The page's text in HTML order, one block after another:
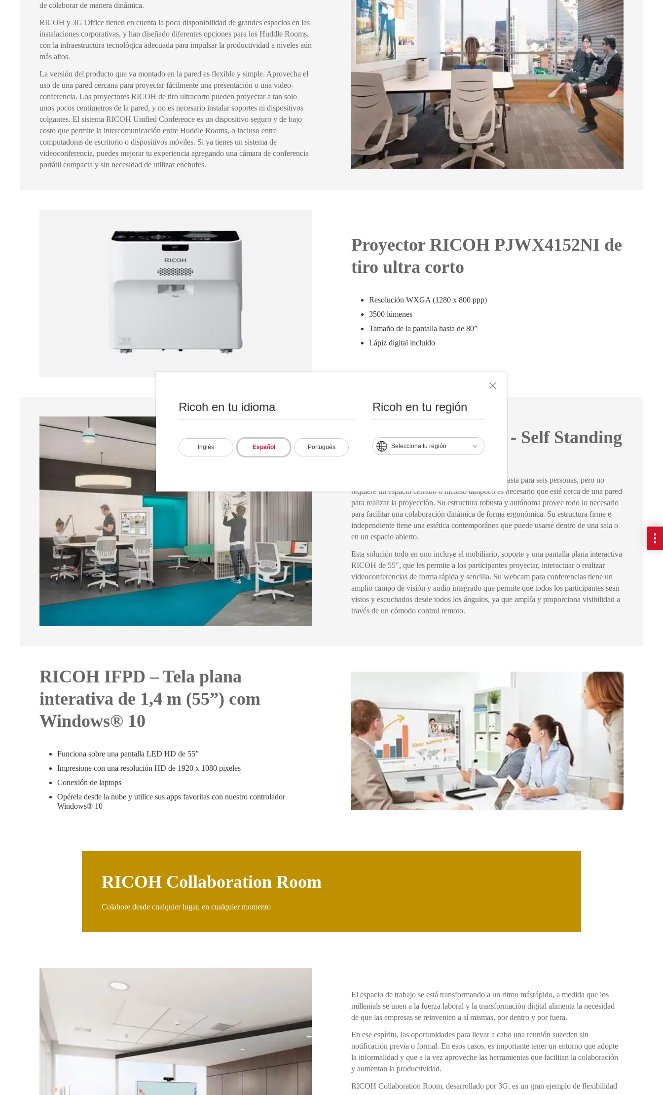
Ricoh en tu idioma
Inglés Español Portugués
Ricoh en tu región
Selecciona tu región
de colaborar de manera dinámica.
RICOH y 3G Office tienen en cuenta la poca disponibilidad de grandes espacios en las
instalaciones corporativas, y han diseñado diferentes opciones para los Huddle Rooms,
con la infraestructura tecnológica adecuada para impulsar la productividad a niveles aún
más altos.
La versión del producto que va montado en la pared es flexible y simple. Aprovecha el
uso de una pared cercana para proyectar fácilmente una presentación o una video-
conferencia. Los proyectores RICOH de tiro ultracorto pueden proyectar a tan solo
unos pocos centímetros de la pared, y no es necesario instalar soportes ni dispositivos
colgantes. El sistema RICOH Unified Conference es un dispositivo seguro y de bajo
costo que permite la intercomunicación entre Huddle Rooms, o incluso entre
computadoras de escritorio o dispositivos móviles. Si ya tienes un sistema de
videoconferencia, puedes mejorar tu experiencia agregando una cámara de conferencia
portátil compacta y sin necesidad de utilizar enchufes.
Proyector RICOH PJWX4152NI de
tiro ultra corto
Resolución WXGA (1280 x 800 ppp)
3500 lúmenes
Tamaño de la pantalla hasta de 80”
Lápiz digital incluido
Ricoh Huddle Room - Self Standing
Version
La versión Stand Alone también tiene capacidad hasta para seis personas, pero no
requiere un espacio cerrado o incluso tampoco es necesario que esté cerca de una pared
para realizar la proyección. Su estructura robusta y autónoma provee todo lo necesario
para facilitar una colaboración dinámica de forma ergonómica. Su estructura firme e
independiente tiene una estética contemporánea que puede usarse dentro de una sala o
en un espacio abierto.
Esta solución todo en uno incluye el mobiliario, soporte y una pantalla plana interactiva
RICOH de 55", que les permite a los participantes proyectar, interactuar o realizar
videoconferencias de forma rápida y sencilla. Su webcam para conferencias tiene un
amplio campo de visión y audio integrado que permite que todos los participantes sean
vistos y escuchados desde todos los ángulos, ya que amplía y proporciona visibilidad a
través de un cómodo control remoto.
RICOH IFPD – Tela plana
interativa de 1,4 m (55”) com
Windows® 10
Funciona sobre una pantalla LED HD de 55”
Impresione con una resolución HD de 1920 x 1080 pixeles
Conexión de laptops
Opérela desde la nube y utilice sus apps favoritas con nuestro controlador
Windows® 10
RICOH Collaboration Room
Colabore desde cualquier lugar, en cualquier momento
El espacio de trabajo se está transformando a un ritmo másrápido, a medida que los
millenials se unen a la fuerza laboral y la transformación digital alimenta la necesidad
de que las empresas se reinventen a sí mismas, por dentro y por fuera.
En ese espíritu, las oportunidades para llevar a cabo una reunión suceden sin
notificación previa o formal. En esos casos, es importante tener un entorno que adopte
la informalidad y que a la vez aproveche las herramientas que facilitan la colaboración
y aumentan la productividad.
RICOH Collaboration Room, desarrollado por 3G, es un gran ejemplo de flexibilidad